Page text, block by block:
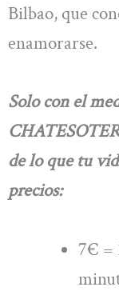
Bilbao, que
enamorarse.
Solo con el
de lo que tu
precios:
7€ =